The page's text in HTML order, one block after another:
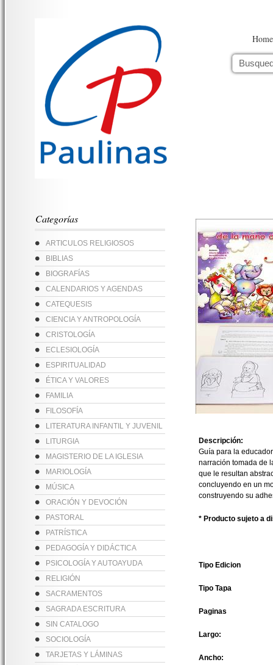
Home
Categorías
ARTICULOS RELIGIOSOS
BIBLIAS
BIOGRAFÍAS
CALENDARIOS Y AGENDAS
CATEQUESIS
CIENCIA Y ANTROPOLOGÍA
CRISTOLOGÍA
ECLESIOLOGÍA
ESPIRITUALIDAD
ÉTICA Y VALORES
FAMILIA
FILOSOFÍA
LITERATURA INFANTIL Y JUVENIL
LITURGIA
MAGISTERIO DE LA IGLESIA
MARIOLOGÍA
MÚSICA
ORACIÓN Y DEVOCIÓN
PASTORAL
PATRÍSTICA
PEDAGOGÍA Y DIDÁCTICA
PSICOLOGÍA Y AUTOAYUDA
RELIGIÓN
SACRAMENTOS
SAGRADA ESCRITURA
SIN CATALOGO
SOCIOLOGÍA
TARJETAS Y LÁMINAS
Descripción:
Guía para la
narración tomada de
que le resultan
concluyendo en un
construyendo su
* Producto sujeto a
Tipo Edicion
Tipo Tapa
Paginas
Largo:
Ancho: